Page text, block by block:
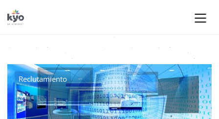
Reclutamiento